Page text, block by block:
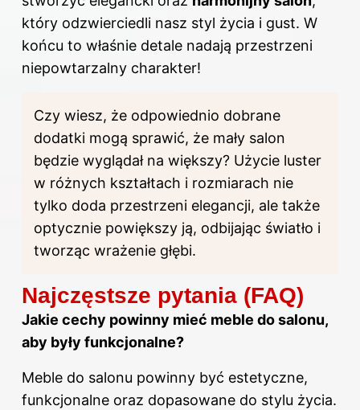
który odzwierciedli nasz styl życia i gust. W
końcu to właśnie detale nadają przestrzeni
niepowtarzalny charakter!
Czy wiesz, że odpowiednio dobrane
dodatki mogą sprawić, że mały salon
będzie wyglądał na większy? Użycie luster
w różnych kształtach i rozmiarach nie
tylko doda przestrzeni elegancji, ale także
optycznie powiększy ją, odbijając światło i
tworząc wrażenie głębi.
Najczęstsze pytania (FAQ)
Jakie cechy powinny mieć meble do salonu,
aby były funkcjonalne?
Meble do salonu powinny być estetyczne,
funkcjonalne oraz dopasowane do stylu życia.